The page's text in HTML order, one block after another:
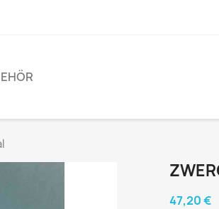
47,20 €